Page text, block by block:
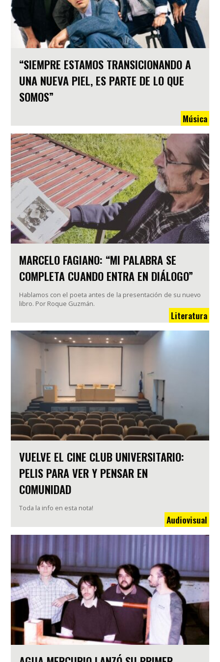
“SIEMPRE ESTAMOS TRANSICIONANDO A
UNA NUEVA PIEL, ES PARTE DE LO QUE
SOMOS”
Música
MARCELO FAGIANO: “MI PALABRA SE
COMPLETA CUANDO ENTRA EN DIÁLOGO”
Hablamos con el poeta antes de la presentación de su nuevo
libro. Por Roque Guzmán.
Literatura
VUELVE EL CINE CLUB UNIVERSITARIO:
PELIS PARA VER Y PENSAR EN
COMUNIDAD
Toda la info en esta nota!
Audiovisual